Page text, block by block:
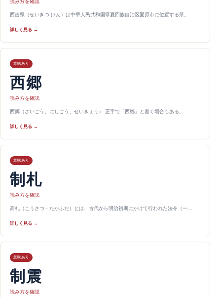
読み方を確認
西吉県（せいきつ-けん）は中華人民共和国寧夏回族自治区固原市に位置する県。
詳しく見る →
意味あり
西郷
読み方を確認
西郷（さいごう、にしごう、せいきょう） 正字で「西鄕」と書く場合もある。
詳しく見る →
意味あり
制札
読み方を確認
高札（こうさつ・たかふだ）とは、古代から明治初期にかけて行われた法令（一…
詳しく見る →
意味あり
制震
読み方を確認